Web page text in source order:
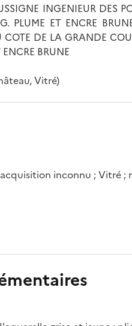
INGENIEUR DES
PLUME ET ENCRE
DE LA GRANDE
BRUNE
Vitré)
inconnu ; Vitré ;